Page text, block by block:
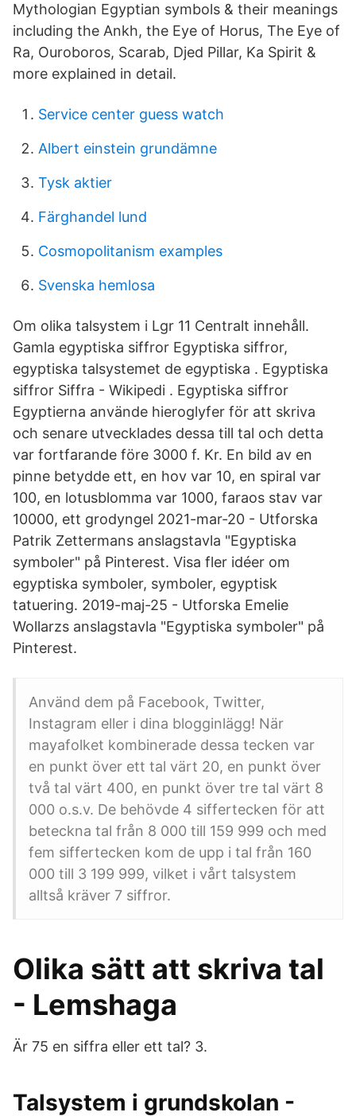
Mythologian Egyptian symbols & their meanings
including the Ankh, the Eye of Horus, The Eye of
Ra, Ouroboros, Scarab, Djed Pillar, Ka Spirit &
more explained in detail.
Service center guess watch
Albert einstein grundämne
Tysk aktier
Färghandel lund
Cosmopolitanism examples
Svenska hemlosa
Om olika talsystem i Lgr 11 Centralt innehåll.
Gamla egyptiska siffror Egyptiska siffror,
egyptiska talsystemet de egyptiska . Egyptiska
siffror Siffra - Wikipedi . Egyptiska siffror
Egyptierna använde hieroglyfer för att skriva
och senare utvecklades dessa till tal och detta
var fortfarande före 3000 f. Kr. En bild av en
pinne betydde ett, en hov var 10, en spiral var
100, en lotusblomma var 1000, faraos stav var
10000, ett grodyngel 2021-mar-20 - Utforska
Patrik Zettermans anslagstavla "Egyptiska
symboler" på Pinterest. Visa fler idéer om
egyptiska symboler, symboler, egyptisk
tatuering. 2019-maj-25 - Utforska Emelie
Wollarzs anslagstavla "Egyptiska symboler" på
Pinterest.
Använd dem på Facebook, Twitter,
Instagram eller i dina blogginlägg! När
mayafolket kombinerade dessa tecken var
en punkt över ett tal värt 20, en punkt över
två tal värt 400, en punkt över tre tal värt 8
000 o.s.v. De behövde 4 siffertecken för att
beteckna tal från 8 000 till 159 999 och med
fem siffertecken kom de upp i tal från 160
000 till 3 199 999, vilket i vårt talsystem
alltså kräver 7 siffror.
Olika sätt att skriva tal
- Lemshaga
Är 75 en siffra eller ett tal? 3.
Talsystem i grundskolan -